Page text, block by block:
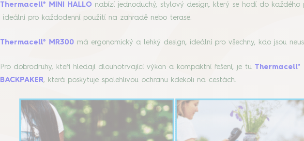
Thermacell® MINI HALLO nabízí jednoduchý, stylový design, který se hodí do každého
ideální pro každodenní použití na zahradě nebo terase.
Thermacell® MR300 má ergonomický a lehký design, ideální pro všechny, kdo jsou
Pro dobrodruhy, kteří hledají dlouhotrvající výkon a kompaktní řešení, je tu Thermacell®
BACKPAKER, která poskytuje spolehlivou ochranu kdekoli na cestách.